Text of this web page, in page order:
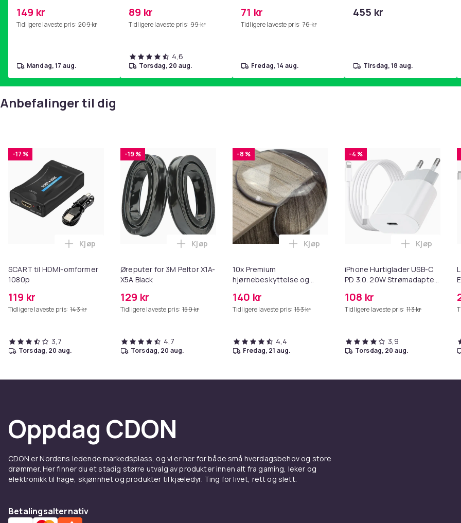
yoga og
hjemmegymnastikk Purple
149 kr
Tidligere laveste pris: 209 kr
mandag, 17 aug.
SoundLink Black
89 kr
Tidligere laveste pris: 99 kr
4,6
torsdag, 20 aug.
71 kr
Tidligere laveste pris: 76 kr
fredag, 14 aug.
455 kr
tirsdag, 18 aug.
Anbefalinger til dig
-17 %
SCART til HDMI-omformer
1080p
119 kr
Tidligere laveste pris: 143 kr
Legg SCART til HDMI-omformer 1080p i handlekurven
Kjøp
3,7
torsdag, 20 aug.
-19 %
Øreputer for 3M Peltor X1A-
X5A Black
129 kr
Tidligere laveste pris: 159 kr
Legg Øreputer for 3M Peltor X1A-X5A Black i handlekurven
Kjøp
4,7
torsdag, 20 aug.
-8 %
10x Premium
hjørnebeskyttelse og
140 kr
Tidligere laveste pris: 153 kr
Legg 10x Premium hjørnebeskyttelse og
Kjøp
4,4
fredag, 21 aug.
-4 %
iPhone Hurtiglader USB-C
PD 3.0. 20W Strømadapter
108 kr
Tidligere laveste pris: 113 kr
Legg
Kjøp
3,9
torsdag, 20 aug.
Oppdag CDON
CDON er Nordens ledende markedsplass, og vi er her for både små hverdagsbehov og store
drømmer. Her finner du et stadig større utvalg av produkter innen alt fra gaming, leker og
elektronikk til hage, skjønnhet og produkter til kjæledyr. Ting for livet, rett og slett.
Betalingsalternativ